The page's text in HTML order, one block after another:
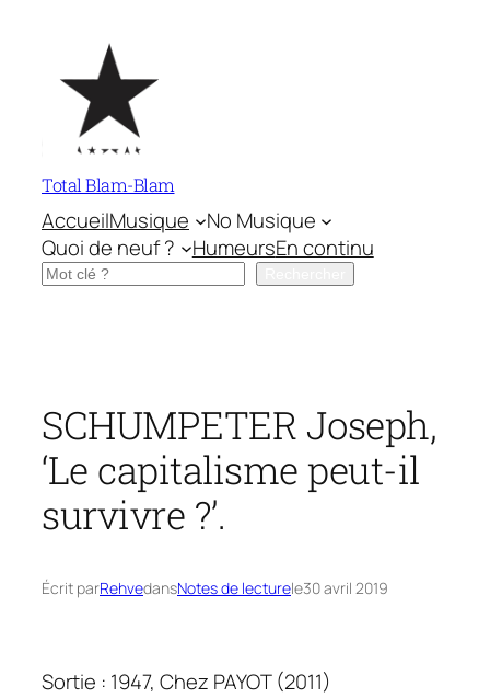
contenu
Total Blam-Blam
AccueilMusique
No Musique
Quoi de neuf ?
HumeursEn continu
Rechercher
SCHUMPETER Joseph,
‘Le capitalisme peut-il
survivre ?’.
Écrit parRehvedansNotes de lecturele30 avril 2019
Sortie : 1947, Chez PAYOT (2011)